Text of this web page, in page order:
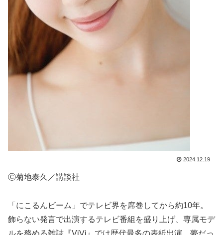
2024.12.19
Ⓒ菊地泰久／講談社
「にこるんビーム」でテレビ界を席巻してから約10年。
飾らない発言で出演するテレビ番組を盛り上げ、専属モデ
ルを務める雑誌『ViVi』では歴代最多の表紙出演、夢だっ